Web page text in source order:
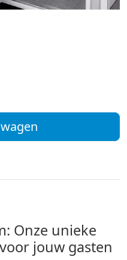
Onze unieke
jouw gasten